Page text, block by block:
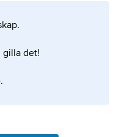
gilla det!